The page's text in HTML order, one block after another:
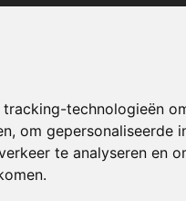
technologieën
om gepersonaliseerde
te analyseren en